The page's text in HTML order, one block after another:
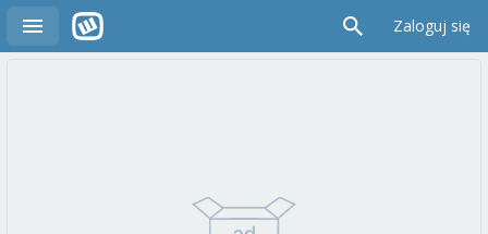
Zaloguj się